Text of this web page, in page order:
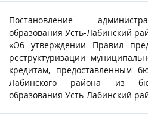
Постановление
образования Усть-Лабинский
«Об утверждении Правил
реструктуризации
кредитам, предоставленным
Лабинского района из
образования Усть-Лабинский